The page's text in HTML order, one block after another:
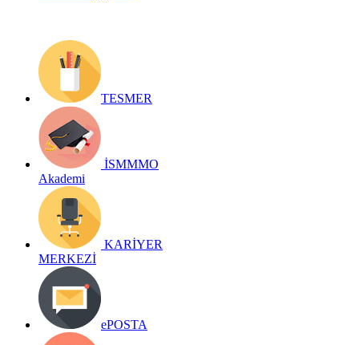
TESMER
İSMMMO
Akademi
KARİYER
MERKEZİ
ePOSTA